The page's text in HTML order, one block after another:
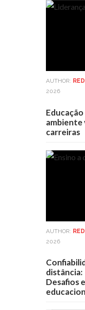
AUTHOR:
2026
ambiente
carreiras
AUTHOR:
2026
distância:
Desafios